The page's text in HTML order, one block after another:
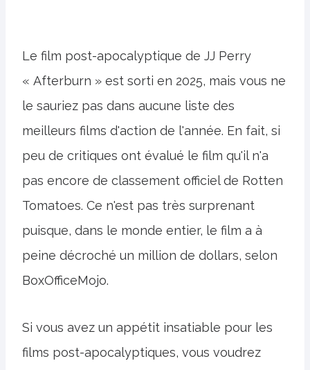
Le film post-apocalyptique de JJ Perry
« Afterburn » est sorti en 2025, mais vous ne
le sauriez pas dans aucune liste des
meilleurs films d'action de l'année. En fait, si
peu de critiques ont évalué le film qu'il n'a
pas encore de classement officiel de Rotten
Tomatoes. Ce n'est pas très surprenant
puisque, dans le monde entier, le film a à
peine décroché un million de dollars, selon
BoxOfficeMojo.
Si vous avez un appétit insatiable pour les
films post-apocalyptiques, vous voudrez